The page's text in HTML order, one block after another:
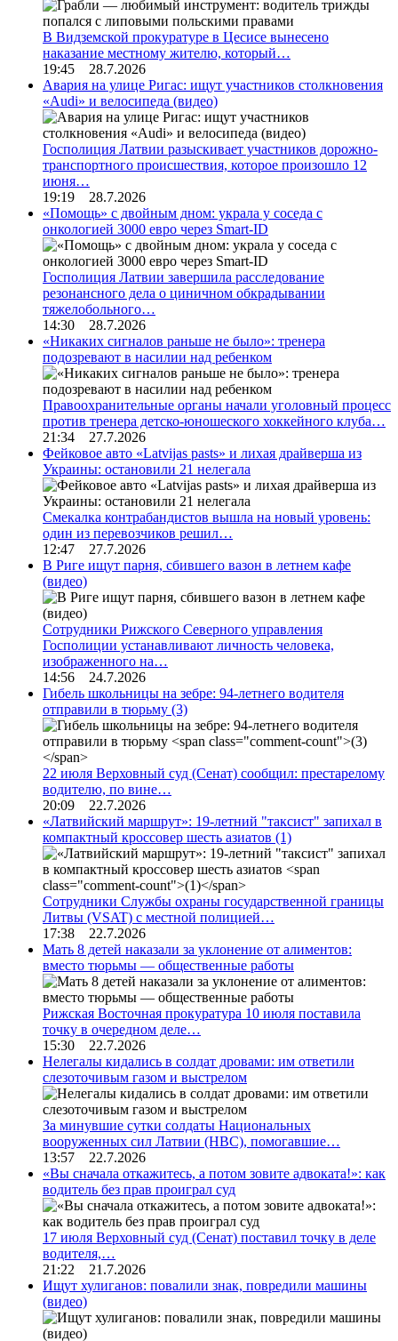
В Видземской прокуратуре в Цесисе вынесено
наказание местному жителю, который…
19:45 28.7.2026
Авария на улице Ригас: ищут участников столкновения
«Audi» и велосипеда (видео)
Госполиция Латвии разыскивает участников дорожно-
транспортного происшествия, которое произошло 12
июня…
19:19 28.7.2026
«Помощь» с двойным дном: украла у соседа с
онкологией 3000 евро через Smart-ID
Госполиция Латвии завершила расследование
резонансного дела о циничном обкрадывании
тяжелобольного…
14:30 28.7.2026
«Никаких сигналов раньше не было»: тренера
подозревают в насилии над ребенком
Правоохранительные органы начали уголовный процесс
против тренера детско-юношеского хоккейного клуба…
21:34 27.7.2026
Фейковое авто «Latvijas pasts» и лихая драйверша из
Украины: остановили 21 нелегала
Смекалка контрабандистов вышла на новый уровень:
один из перевозчиков решил…
12:47 27.7.2026
В Риге ищут парня, сбившего вазон в летнем кафе
(видео)
Сотрудники Рижского Северного управления
Госполиции устанавливают личность человека,
изображенного на…
14:56 24.7.2026
Гибель школьницы на зебре: 94-летнего водителя
отправили в тюрьму (3)
22 июля Верховный суд (Сенат) сообщил: престарелому
водителю, по вине…
20:09 22.7.2026
«Латвийский маршрут»: 19-летний "таксист" запихал в
компактный кроссовер шесть азиатов (1)
Сотрудники Службы охраны государственной границы
Литвы (VSAT) с местной полицией…
17:38 22.7.2026
Мать 8 детей наказали за уклонение от алиментов:
вместо тюрьмы — общественные работы
Рижская Восточная прокуратура 10 июля поставила
точку в очередном деле…
15:30 22.7.2026
Нелегалы кидались в солдат дровами: им ответили
слезоточивым газом и выстрелом
За минувшие сутки солдаты Национальных
вооруженных сил Латвии (НВС), помогавшие…
13:57 22.7.2026
«Вы сначала откажитесь, а потом зовите адвоката!»: как
водитель без прав проиграл суд
17 июля Верховный суд (Сенат) поставил точку в деле
водителя,…
21:22 21.7.2026
Ищут хулиганов: повалили знак, повредили машины
(видео)